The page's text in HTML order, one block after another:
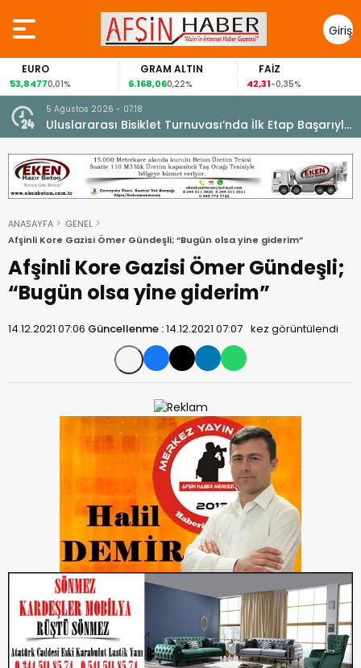
Giriş
Yap
GRAM ALTIN
6.168,06 0,22%
FAİZ
42,31 88,60
5 Ağustos 2026 - 07:18
Uluslararası Bisiklet Turnuvası’nda İlk Etap Başarıyla
Tamamlandı.
ANASAYFA
GENEL
Afşinli Kore Gazisi Ömer Gündeşli; “Bugün olsa yine giderim”
Afşinli Kore Gazisi Ömer Gündeşli;
“Bugün olsa yine giderim”
14.12.2021 07:06 Güncellenme :14.12.2021 07:07 kez görüntülendi